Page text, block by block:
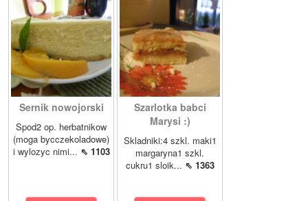
Sernik nowojorski
Spod2 op. herbatnikow
(moga bycczekoladowe)
i wylozyc nimi... ⇖ 1103
Szarlotka babci
Marysi :)
Skladniki:4 szkl. maki1
margaryna1 szkl.
cukru1 sloik... ⇖ 1363